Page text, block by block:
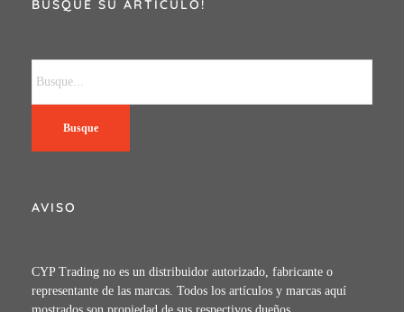
BUSQUE SU ARTICULO!
Busque
AVISO
CYP Trading no es un distribuidor autorizado, fabricante o
representante de las marcas. Todos los artículos y marcas aquí